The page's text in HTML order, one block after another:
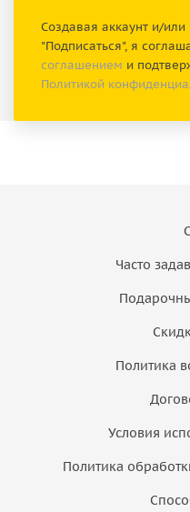
Создавая аккаунт и/
"Подписаться", я
соглашением и
Политикой
Часто
Политика
Условия
Политика